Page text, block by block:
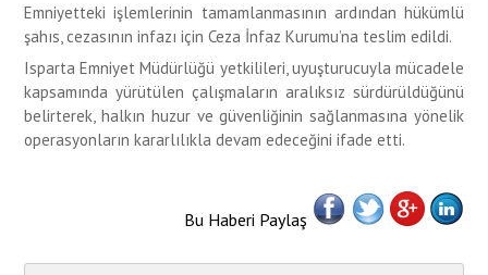
Emniyetteki işlemlerinin tamamlanmasının ardından hükümlü
şahıs, cezasının infazı için Ceza İnfaz Kurumu’na teslim edildi.
Isparta Emniyet Müdürlüğü yetkilileri, uyuşturucuyla mücadele
kapsamında yürütülen çalışmaların aralıksız sürdürüldüğünü
belirterek, halkın huzur ve güvenliğinin sağlanmasına yönelik
operasyonların kararlılıkla devam edeceğini ifade etti.
Bu Haberi Paylaş